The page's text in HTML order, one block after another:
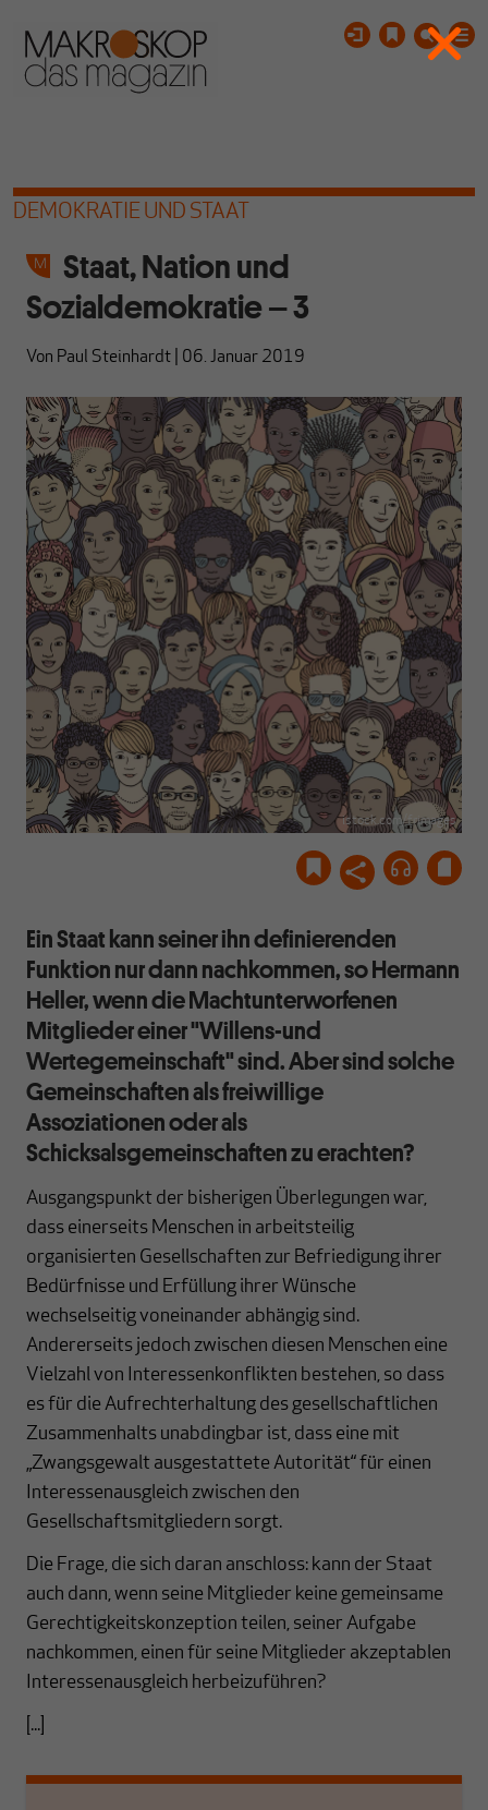
DEMOKRATIE UND STAAT
Staat, Nation und
Sozialdemokratie – 3
Von Paul Steinhardt 06. Januar 2019
istock.com/frimages
Ein Staat kann seiner ihn definierenden
Funktion nur dann nachkommen, so Hermann
Heller, wenn die Machtunterworfenen
Mitglieder einer "Willens-und
Wertegemeinschaft" sind. Aber sind solche
Gemeinschaften als freiwillige
Assoziationen oder als
Schicksalsgemeinschaften zu erachten?
Ausgangspunkt der bisherigen Überlegungen war,
dass einerseits Menschen in arbeitsteilig
organisierten Gesellschaften zur Befriedigung ihrer
Bedürfnisse und Erfüllung ihrer Wünsche
wechselseitig voneinander abhängig sind.
Andererseits jedoch zwischen diesen Menschen eine
Vielzahl von Interessenkonflikten bestehen, so dass
es für die Aufrechterhaltung des gesellschaftlichen
Zusammenhalts unabdingbar ist, dass eine mit
„Zwangsgewalt ausgestattete Autorität“ für einen
Interessenausgleich zwischen den
Gesellschaftsmitgliedern sorgt.
Die Frage, die sich daran anschloss: kann der Staat
auch dann, wenn seine Mitglieder keine gemeinsame
Gerechtigkeitskonzeption teilen, seiner Aufgabe
nachkommen, einen für seine Mitglieder akzeptablen
Interessenausgleich herbeizuführen?
[...]